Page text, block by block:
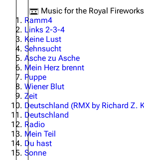
Random page
Contact
Song list
Members
Richard Kruspe
Oliver Riedel
Christoph Schneider
Till Lindemann
Paul Landers
Music for the Royal Fireworks
Ramm4
Links 2-3-4
Keine Lust
Sehnsucht
Asche zu Asche
Mein Herz brennt
Puppe
Wiener Blut
Zeit
Deutschland (RMX by Richard Z.
Deutschland
Radio
Mein Teil
Du hast
Sonne